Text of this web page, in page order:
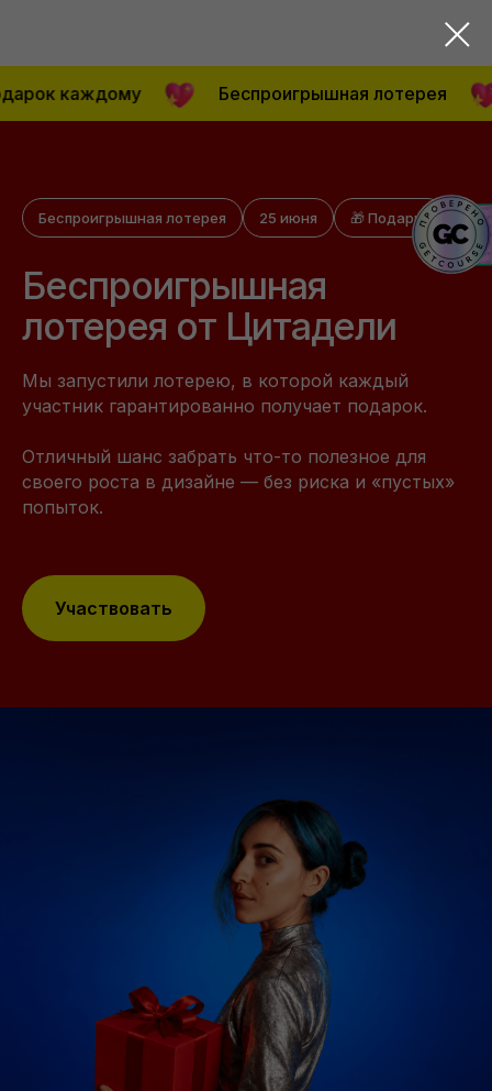
каждому Беспроигрышная лотерея
Беспроигрышная лотерея 25 июня 🎁 Подарки
Беспроигрышная
лотерея от Цитадели
Мы запустили лотерею, в которой каждый
участник гарантированно получает подарок.
Отличный шанс забрать что-то полезное для
своего роста в дизайне — без риска и «пустых»
попыток.
Участвовать